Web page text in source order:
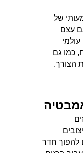
של
עצם
כמו גם
הצורך.
להפוך חדר